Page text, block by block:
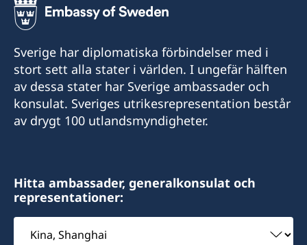
Sverige har diplomatiska förbindelser med i
stort sett alla stater i världen. I ungefär hälften
av dessa stater har Sverige ambassader och
konsulat. Sveriges utrikesrepresentation består
av drygt 100 utlandsmyndigheter.
Hitta ambassader, generalkonsulat och
representationer:
Välj
ambassad